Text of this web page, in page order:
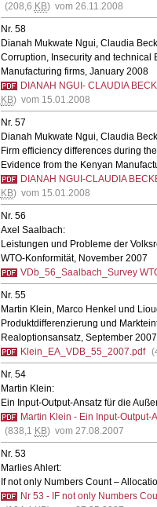
(208,6 KB) vom 26.11.2008
Nr. 58
Dianah Mukwate Ngui, Claudia
Corruption, Insecurity and technical
Manufacturing firms, January 2008
DIANAH NGUI- CLAUDIA
KB) vom 15.01.2008
Nr. 57
Dianah Mukwate Ngui, Claudia
Firm efficiency differences during
Evidence from the Kenyan
DIANAH NGUI-CLAUDIA
KB) vom 15.01.2008
Nr. 56
Axel Saalbach:
Leistungen und Probleme der
WTO-Konformität, November 2007
VDb_56_Saalbach_Survey
Nr. 55
Martin Klein, Marco Henkel und
Produktdifferenzierung und
Realoptionsansatz, September 2007
Klein_EA_VDB_55_2007.pdf
Nr. 54
Martin Klein:
Ein Input-Output-Ansatz für die
Martin Klein - Ein Input-
(838,1 KB) vom 27.08.2007
Nr. 53
Marlies Ahlert:
If not only Numbers Count –
Nr 53 - IF not only Numbers